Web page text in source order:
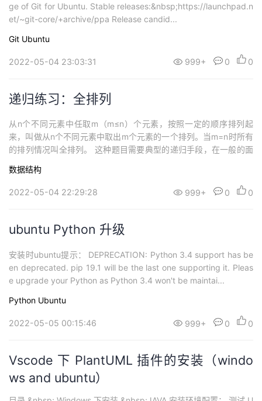
ge of Git for Ubuntu. Stable releases:&nbsp;https://launchpad.n
et/~git-core/+archive/ppa Release candid...
Git Ubuntu
2022-05-04 23:03:31 999+ 0 0
递归练习：全排列
从n个不同元素中任取m（m≤n）个元素，按照一定的顺序排列起
来，叫做从n个不同元素中取出m个元素的一个排列。当m=n时所有
的排列情况叫全排列。 这种题目需要典型的递归手段，在一般的面
和递归条件。按这样的框架去设计算法不容易再无穷的递归中迷失
自我。 以下是我的程序...
数据结构
2022-05-04 22:29:28 999+ 0 0
ubuntu Python 升级
安装时ubuntu提示： DEPRECATION: Python 3.4 support has be
en deprecated. pip 19.1 will be the last one supporting it. Pleas
e upgrade your Python as Python 3.4 won't be maintai...
Python Ubuntu
2022-05-05 00:15:46 999+ 0 0
Vscode 下 PlantUML 插件的安装（windo
ws and ubuntu）